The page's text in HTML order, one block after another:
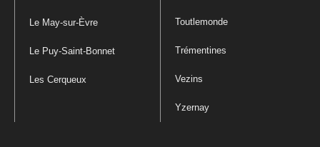
Le May-sur-Èvre
Le Puy-Saint-Bonnet
Les Cerqueux
Toutlemonde
Trémentines
Vezins
Yzernay